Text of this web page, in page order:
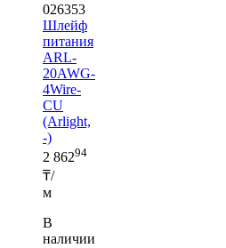
026353
Шлейф
питания
ARL-
20AWG-
4Wire-
CU
(Arlight,
-)
2 86294
₸/
м
В
наличии